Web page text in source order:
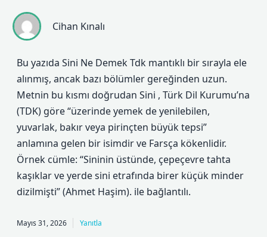
Cihan Kınalı
Bu yazıda Sini Ne Demek Tdk mantıklı bir sırayla ele
alınmış, ancak bazı bölümler gereğinden uzun.
Metnin bu kısmı doğrudan Sini , Türk Dil Kurumu’na
(TDK) göre “üzerinde yemek de yenilebilen,
yuvarlak, bakır veya pirinçten büyük tepsi”
anlamına gelen bir isimdir ve Farsça kökenlidir.
Örnek cümle: “Sininin üstünde, çepeçevre tahta
kaşıklar ve yerde sini etrafında birer küçük minder
dizilmişti” (Ahmet Haşim). ile bağlantılı.
Mayıs 31, 2026 Yanıtla